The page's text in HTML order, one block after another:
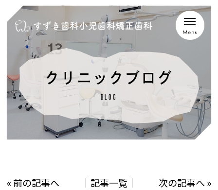
クリニックブログ
BLOG
« 前の記事へ │記事一覧│ 次の記事へ »